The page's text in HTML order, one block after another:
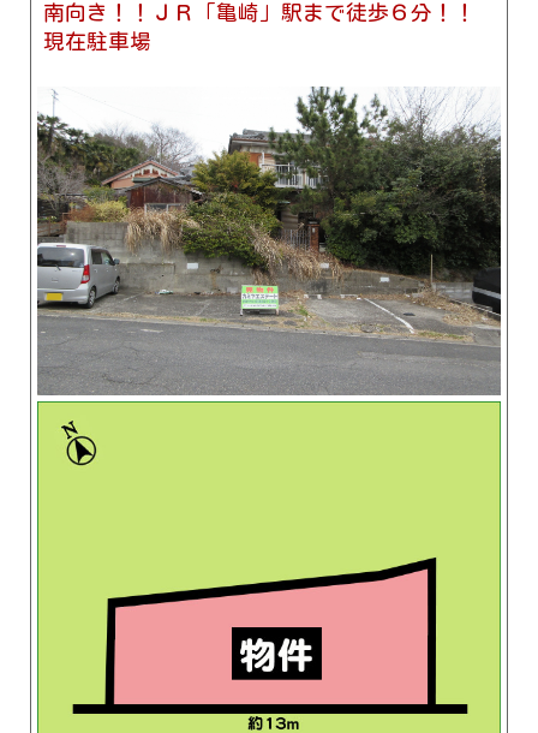
南向き！！ＪＲ「亀崎」駅まで徒歩６分！！
現在駐車場